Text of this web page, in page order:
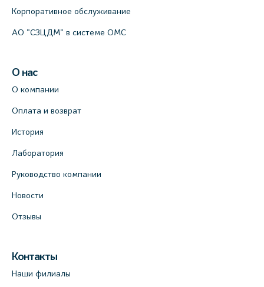
Корпоративное обслуживание
АО "СЗЦДМ" в системе ОМС
О нас
О компании
Оплата и возврат
История
Лаборатория
Руководство компании
Новости
Отзывы
Контакты
Наши филиалы